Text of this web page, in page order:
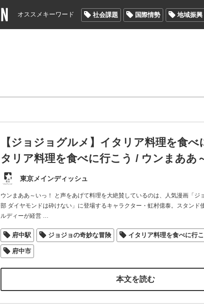
オススメキーワード 社会課題 国際情勢 地域振興
【ジョジョグルメ】イタリア料理を食べ
タリア料理を食べに行こう / ウンまああ
東京メインディッシュ
ウンまああ～いっ！ と声をあげて料理を大絶賛しているのは、人気漫画「ジ
部 ダイヤモンドは砕けない」に登場するキャラクター・虹村億泰。スタンド
ルディーが経営…
府中駅 ジョジョの奇妙な冒険 イタリア料理を食べに行こ
府中市
本文を読む